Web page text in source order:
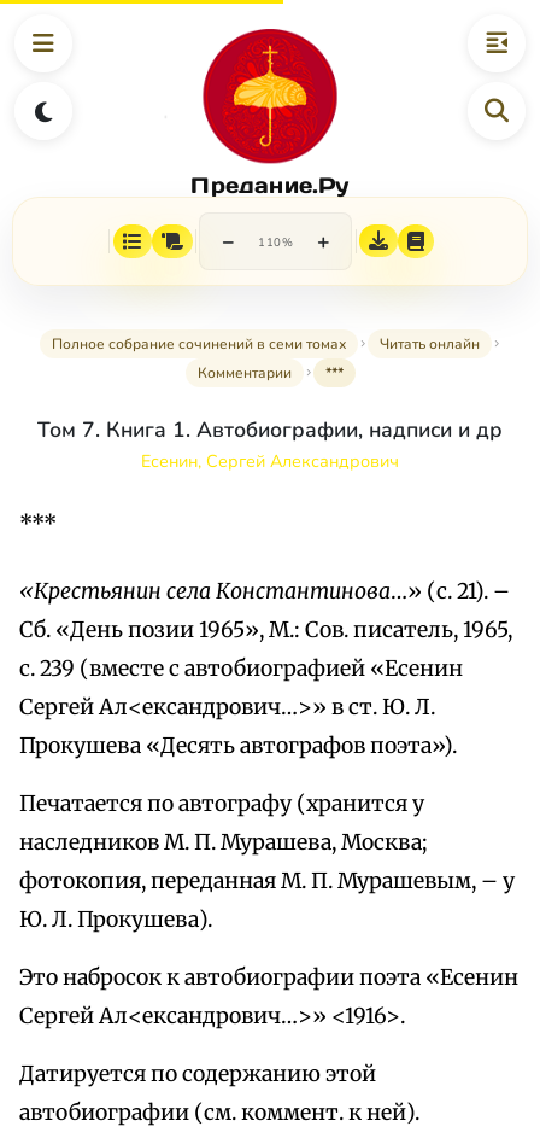
Предание.Ру
− 110% +
Полное собрание сочинений в семи томах
Читать онлайн
Комментарии
***
Том 7. Книга 1. Автобиографии, надписи и др
Есенин, Сергей Александрович
***
«Крестьянин села Константинова…» (с. 21). –
Сб. «День позии 1965», М.: Сов. писатель, 1965,
с. 239 (вместе с автобиографией «Есенин
Сергей Ал<ександрович…>» в ст. Ю. Л.
Прокушева «Десять автографов поэта»).
Печатается по автографу (хранится у
наследников М. П. Мурашева, Москва;
фотокопия, переданная М. П. Мурашевым, – у
Ю. Л. Прокушева).
Это набросок к автобиографии поэта «Есенин
Сергей Ал<ександрович…>» <1916>.
Датируется по содержанию этой
автобиографии (см. коммент. к ней).